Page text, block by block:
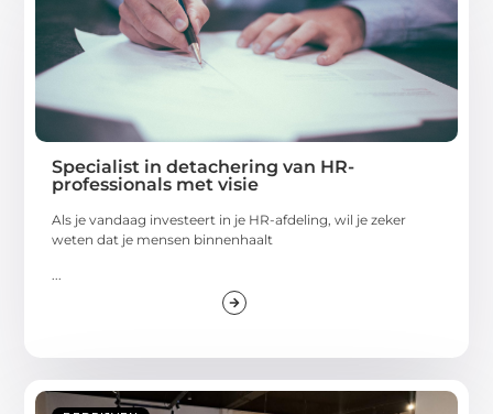
Specialist in detachering van HR-
professionals met visie
Als je vandaag investeert in je HR-afdeling, wil je zeker
weten dat je mensen binnenhaalt